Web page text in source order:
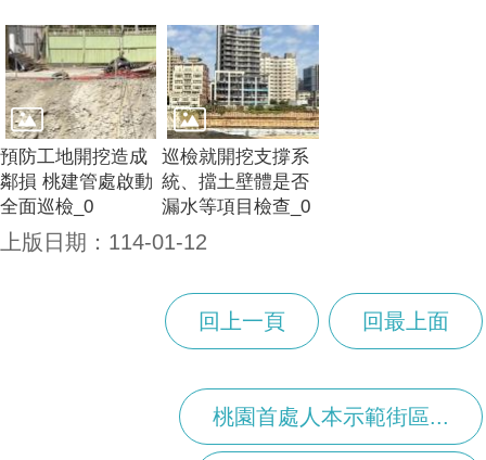
預防工地開挖造成
鄰損 桃建管處啟動
全面巡檢_0
巡檢就開挖支撐系
統、擋土壁體是否
漏水等項目檢查_0
上版日期：114-01-12
回上一頁 回最上面
桃園首處人本示範街區...